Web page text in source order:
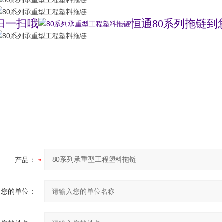
一扫哦 恒通80系列拖链到
产品：
您的单位：